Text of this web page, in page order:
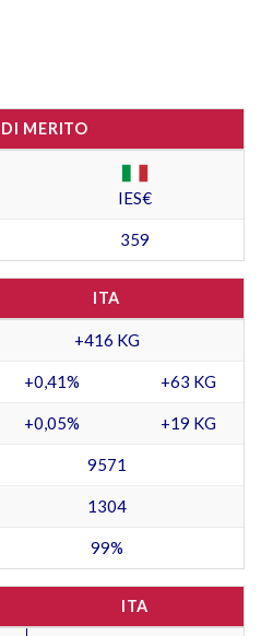
MERITO
IES€
359
ITA
+416 KG
+0,41% +63 KG
+0,05% +19 KG
9571
1304
99%
ITA